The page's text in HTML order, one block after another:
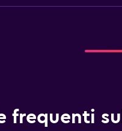
frequenti